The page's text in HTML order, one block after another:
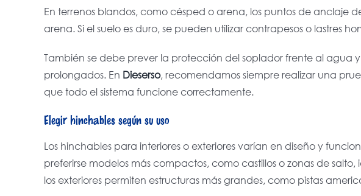
En terrenos blandos, como césped o arena, los puntos de anclaje
arena. Si el suelo es duro, se pueden utilizar contrapesos o lastres
También se debe prever la protección del soplador frente al agua
prolongados. En Dieserso, recomendamos siempre realizar una
que todo el sistema funcione correctamente.
Elegir hinchables según su uso
Los hinchables para interiores o exteriores varían en diseño y
preferirse modelos más compactos, como castillos o zonas de
los exteriores permiten estructuras más grandes, como pistas